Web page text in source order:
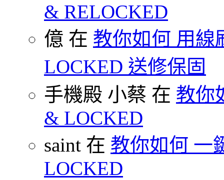
& RELOCKED
億 在 教你如何 用線
LOCKED 送修保固
手機殿 小蔡 在 教你
& LOCKED
saint 在 教你如何 一
LOCKED